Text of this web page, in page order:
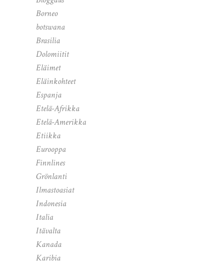
Borneo
botswana
Brasilia
Dolomiitit
Eläimet
Eläinkohteet
Espanja
Etelä-Afrikka
Etelä-Amerikka
Etiikka
Eurooppa
Finnlines
Grönlanti
Ilmastoasiat
Indonesia
Italia
Itävalta
Kanada
Karibia